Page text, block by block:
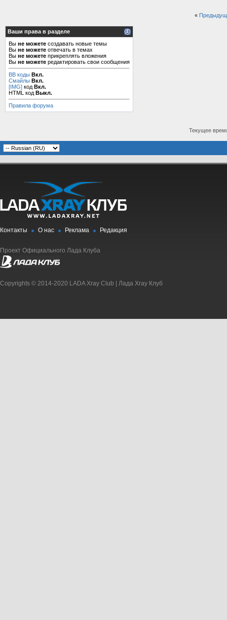
«
Ваши права в разделе
Вы не можете создавать новые темы
Вы не можете отвечать в темах
Вы не можете прикреплять вложения
Вы не можете редактировать свои сообщения
BB коды Вкл.
Смайлы Вкл.
[IMG] код Вкл.
HTML код Выкл.
Правила форума
Текущее
Контакты О нас Реклама Редакция
Проект Официального Лада Клуба
Copyrights © 2014-2020 LADA Xray Club | Лада Xray Клуб